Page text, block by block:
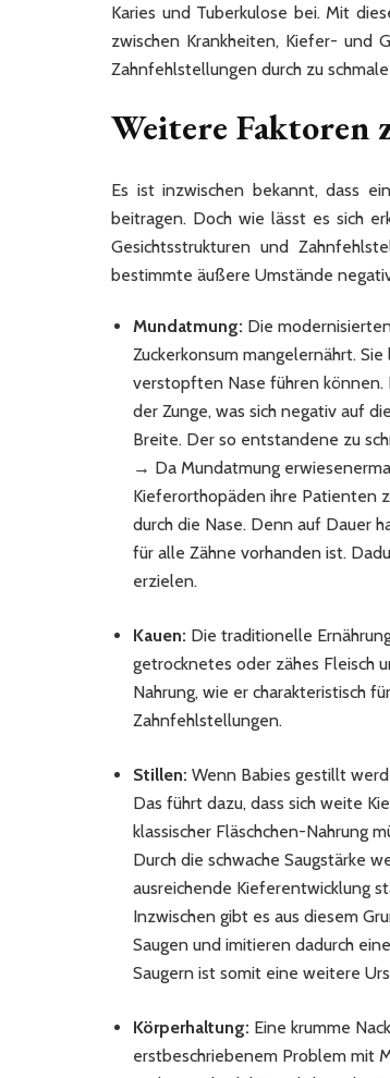
Karies und Tuberkulose bei. Mit
zwischen Krankheiten, Kiefer- und
Zahnfehlstellungen durch zu
Weitere Faktoren
Es ist inzwischen bekannt, dass
beitragen. Doch wie lässt es sich
Gesichtsstrukturen und
bestimmte äußere Umstände
Mundatmung: Die
Zuckerkonsum mangelernährt.
verstopften Nase führen können.
der Zunge, was sich negativ auf
Breite. Der so entstandene zu
→ Da Mundatmung
Kieferorthopäden ihre Patienten
durch die Nase. Denn auf Dauer
für alle Zähne vorhanden ist.
erzielen.
Kauen: Die traditionelle
getrocknetes oder zähes Fleisch
Nahrung, wie er charakteristisch
Zahnfehlstellungen.
Stillen: Wenn Babies gestillt
Das führt dazu, dass sich weite
klassischer Fläschchen-Nahrung
Durch die schwache Saugstärke
ausreichende Kieferentwicklung
Inzwischen gibt es aus diesem
Saugen und imitieren dadurch
Saugern ist somit eine weitere
Körperhaltung: Eine krumme
erstbeschriebenem Problem mit